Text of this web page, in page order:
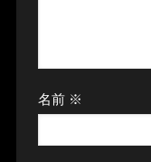
名前 ※